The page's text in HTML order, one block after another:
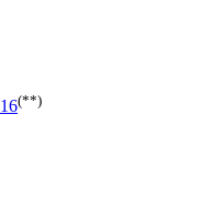
16(**)